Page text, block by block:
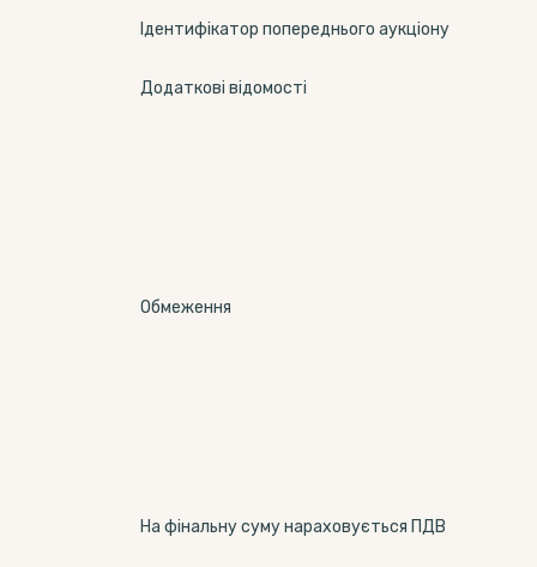
Ідентифікатор попереднього аукціону
Додаткові відомості
Обмеження
На фінальну суму нараховується ПДВ